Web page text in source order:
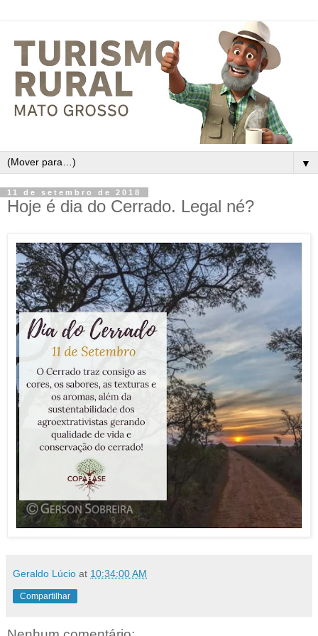
▼
11 de setembro de 2018
Hoje é dia do Cerrado. Legal né?
Geraldo Lúcio at 10:34:00 AM
Compartilhar